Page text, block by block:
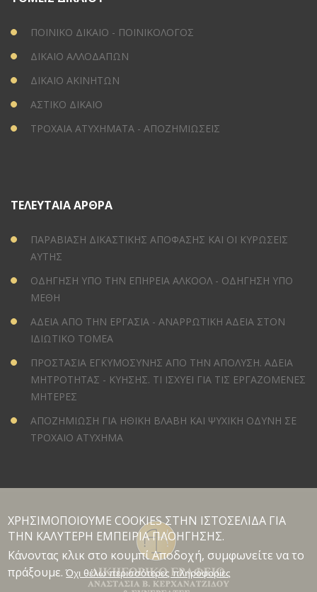
ΠΟΙΝΙΚΟ ΔΙΚΑΙΟ - ΠΟΙΝΙΚΟΛΟΓΟΣ
ΔΙΚΑΙΟ ΑΛΛΟΔΑΠΩΝ
ΔΙΚΑΙΟ ΑΚΙΝΗΤΩΝ
ΑΣΤΙΚΟ ΔΙΚΑΙΟ
ΤΡΟΧΑΙΑ ΑΤΥΧΗΜΑΤΑ - ΑΠΟΖΗΜΙΩΣΕΙΣ
ΤΕΛΕΥΤΑΙΑ ΑΡΘΡΑ
ΠΑΡΑΒΙΑΣΗ ΔΙΚΑΣΤΙΚΗΣ ΑΠΟΦΑΣΗΣ ΚΑΙ ΟΙ ΚΥΡΩΣΕΙΣ
ΑΥΤΗΣ
ΟΔΗΓΗΣΗ ΥΠΟ ΤΗΝ ΕΠΗΡΕΙΑ ΑΛΚΟΟΛ - ΟΔΗΓΗΣΗ ΥΠΟ
ΜΕΘΗ
ΑΔΕΙΑ ΑΠΟ ΤΗΝ ΕΡΓΑΣΙΑ - ΑΝΑΡΡΩΤΙΚΗ ΑΔΕΙΑ ΣΤΟΝ
ΙΔΙΩΤΙΚΟ ΤΟΜΕΑ
ΠΡΟΣΤΑΣΙΑ ΕΓΚΥΜΟΣΥΝΗΣ ΑΠΟ ΤΗΝ ΑΠΟΛΥΣΗ. ΑΔΕΙΑ
ΜΗΤΡΟΤΗΤΑΣ - ΚΥΗΣΗΣ. ΤΙ ΙΣΧΥΕΙ ΓΙΑ ΤΙΣ ΕΡΓΑΖΟΜΕΝΕΣ
ΜΗΤΕΡΕΣ
ΑΠΟΖΗΜΙΩΣΗ ΓΙΑ ΗΘΙΚΗ ΒΛΑΒΗ ΚΑΙ ΨΥΧΙΚΗ ΟΔΥΝΗ ΣΕ
ΤΡΟΧΑΙΟ ΑΤΥΧΗΜΑ
ΧΡΗΣΙΜΟΠΟΙΟΥΜΕ COOKIES ΣΤΗΝ ΙΣΤΟΣΕΛΙΔΑ ΓΙΑ
ΤΗΝ ΚΑΛΥΤΕΡΗ ΕΜΠΕΙΡΙΑ ΠΛΟΗΓΗΣΗΣ.
Κάνοντας κλικ στο κουμπί Αποδοχή, συμφωνείτε να το
πράξουμε. Όχι θέλω περισσότερες πληροφορίες